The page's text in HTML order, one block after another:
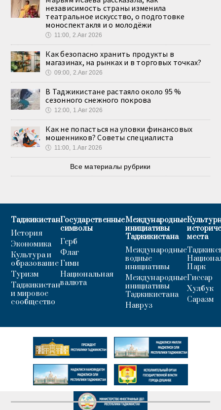
независимость страны изменила
театральное искусство, о подготовке
моноспектакля и о молодёжи
🕔 11:00, 2.Авг 2026
Как безопасно хранить продукты в
магазинах, на рынках и в торговых точках?
🕔 09:00, 2.Авг 2026
В Таджикистане растаяло около 95 %
сезонного снежного покрова
🕔 12:00, 1.Авг 2026
Как не попасться на уловки финансовых
мошенников? Советы специалиста
🕔 11:00, 1.Авг 2026
Все материалы рубрики
Таджикистан
История
Экономика
Культура и
образование
Туризм
Таджикистан
и мировое
сообщество
Государственные
символы
Герб
Флаг
Гимн
Национальная
валюта
Международные
инициативы
Таджикистана
Международные
водные
инициативы
Международные
инициативы
Таджикистана
Навруз
места
Парк
Гиссар
Хулбук
Саразм